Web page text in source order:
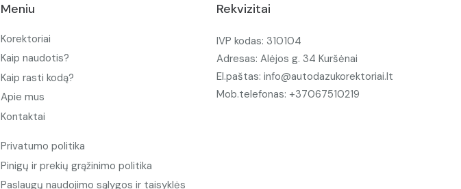
Meniu
Korektoriai
Kaip naudotis?
Kaip rasti kodą?
Apie mus
Kontaktai
Privatumo politika
Pinigų ir prekių grąžinimo politika
Paslaugų naudojimo sąlygos ir taisyklės
Rekvizitai
IVP kodas: 310104
Adresas: Alėjos g. 34 Kuršėnai
El.paštas: info@autodazukorektoriai.lt
Mob.telefonas: +37067510219